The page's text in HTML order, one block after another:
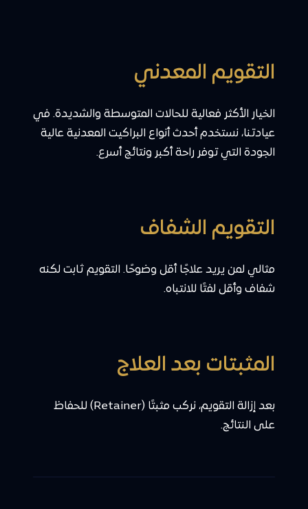
التقويم المعدني
الخيار الأكثر فعالية للحالات المتوسطة والشديدة. في
عيادتنا، نستخدم أحدث أنواع البراكيت المعدنية عالية
الجودة التي توفر راحة أكبر ونتائج أسرع.
التقويم الشفاف
مثالي لمن يريد علاجًا أقل وضوحًا. التقويم ثابت لكنه
شفاف وأقل لفتًا للانتباه.
المثبتات بعد العلاج
بعد إزالة التقويم، نركب مثبتًا (Retainer) للحفاظ
على النتائج.